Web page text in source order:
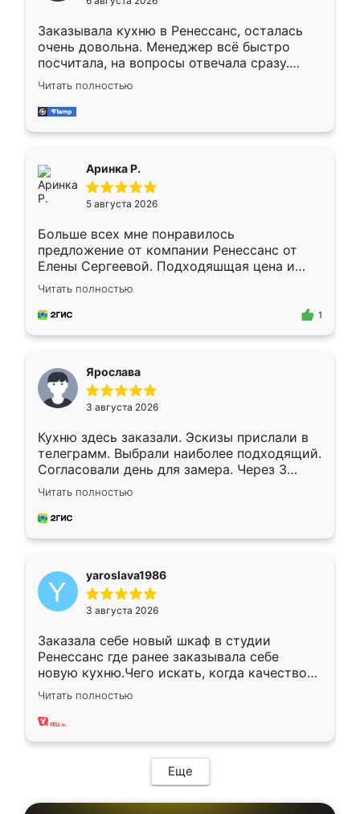
мебели буду заказывать только здесь.
Заказывала кухню в Ренессанс, осталась
очень довольна. Менеджер всё быстро
посчитала, на вопросы отвечала сразу.
Замерщик приехал в субботу, подошёл к
делу со всей ответственностью. Собрали
за день, ребята работали аккуратно, даже
Читать полностью
Аринка Р.
5 августа 2026
Больше всех мне понравилось
предложение от компании Ренессанс от
Елены Сергеевой. Подходяшщая цена и
короткие сроки изготовления. Приехавший
для замера сотрудник Владислав
предложил по моему эскизу самый
Читать полностью
1
Ярослава
3 августа 2026
Кухню здесь заказали. Эскизы прислали в
телеграмм. Выбрали наиболее подходящий.
Согласовали день для замера. Через 3
недели кухня была уже готова. Остались
довольны работой. Спасибо Ренессанс
мебель за качественную работу!
Читать полностью
yaroslava1986
3 августа 2026
Заказала себе новый шкаф в студии
Ренессанс где ранее заказывала себе
новую кухню.Чего искать, когда качеством
вполне довольна. Служит кухня уже почти
два года, нареканий нет.
Читать полностью
Еще